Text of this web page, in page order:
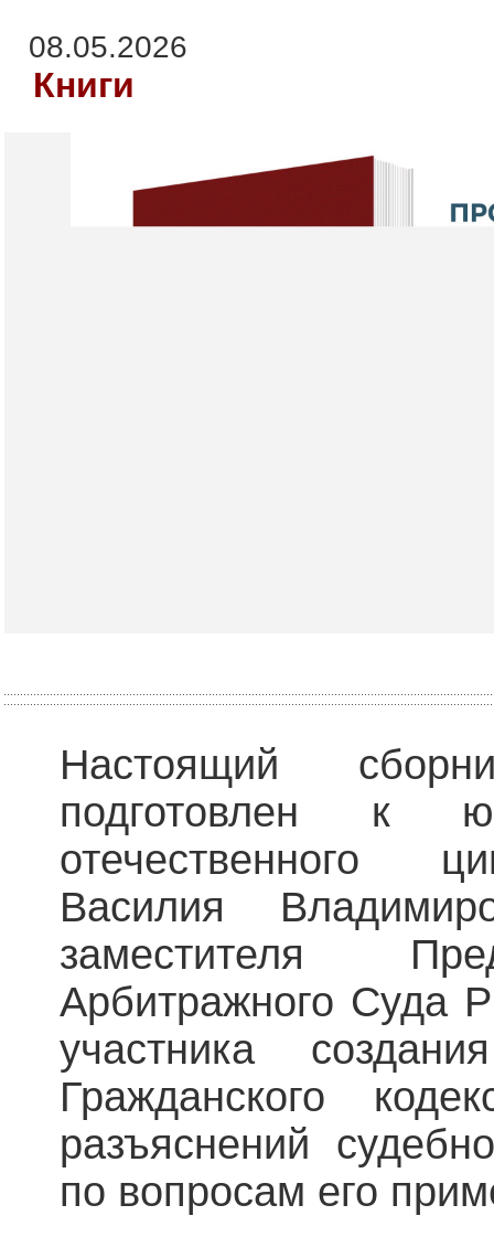
08.05.2026
Книги
Настоящий
подготовлен к
отечественного
Василия
заместителя
Арбитражного Суда
участника
Гражданского
разъяснений
по вопросам его